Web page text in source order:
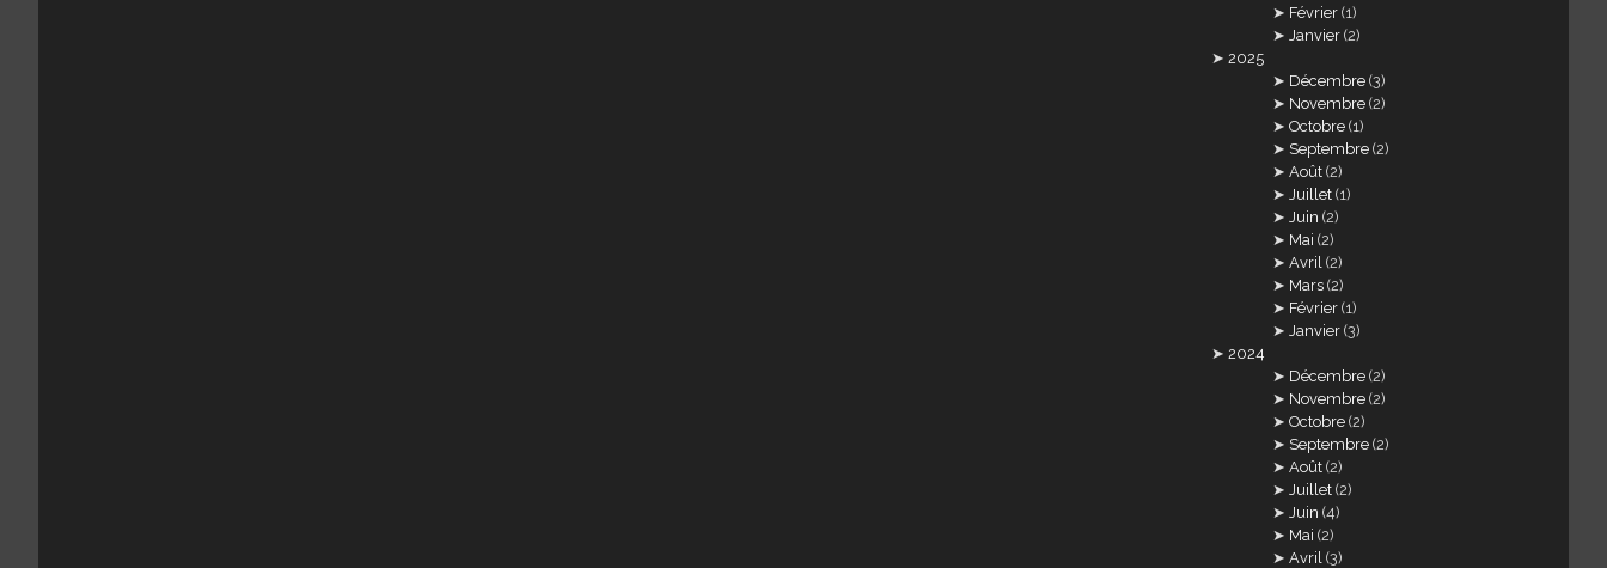
Février (1)
Janvier (2)
2025
Décembre (3)
Novembre (2)
Octobre (1)
Septembre (2)
Août (2)
Juillet (1)
Juin (2)
Mai (2)
Avril (2)
Mars (2)
Février (1)
Janvier (3)
2024
Décembre (2)
Novembre (2)
Octobre (2)
Septembre (2)
Août (2)
Juillet (2)
Juin (4)
Mai (2)
Avril (3)